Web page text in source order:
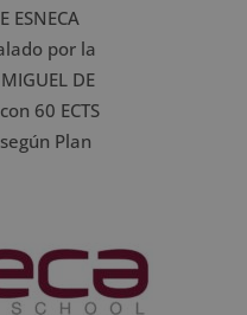
ESNECA
por la
DE
60 ECTS
Plan